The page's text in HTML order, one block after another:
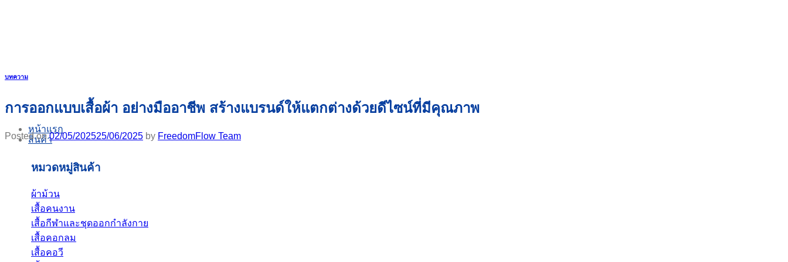
หน้าแรก
สินค้า
หมวดหมู่สินค้า
ผ้าม้วน
เสื้อคนงาน
เสื้อกีฬาและชุดออกกำลังกาย
เสื้อคอกลม
เสื้อคอวี
บทความ
การออกแบบเสื้อผ้า อย่างมืออาชีพ สร้างแบรนด์ให้แตกต่างด้วยดีไซน์ที่มีคุณภาพ
Posted on02/05/202525/06/2025 by FreedomFlow Team